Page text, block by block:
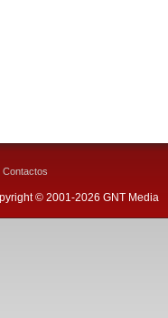
Contactos
© 2001-2026 GNT Media